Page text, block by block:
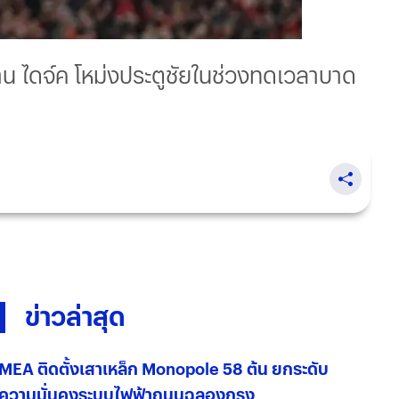
ไดจ์ค โหม่งประตูชัยในช่วงทดเวลาบาด
ข่าวล่าสุด
ติดตั้งเสาเหล็ก Monopole 58 ต้น ยกระดับ
วามมั่นคงระบบไฟฟ้าถนนฉลองกรุง